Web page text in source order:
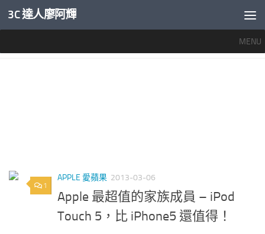
內文下方
3C 達人廖阿輝
MENU
1
APPLE 愛蘋果 2013-03-06
Apple 最超值的家族成員 – iPod
Touch 5，比 iPhone5 還值得！